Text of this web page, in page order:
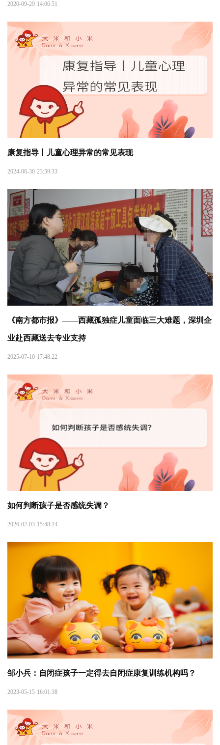
2020-09-29 14:06:51
康复指导丨儿童心理异常的常见表现
2024-06-30 23:59:33
《南方都市报》——西藏孤独症儿童面临三大难题，深圳企
业赴西藏送去专业支持
2025-07-10 17:48:22
如何判断孩子是否感统失调？
2026-02-03 15:48:24
邹小兵：自闭症孩子一定得去自闭症康复训练机构吗？
2023-05-15 16:01:38